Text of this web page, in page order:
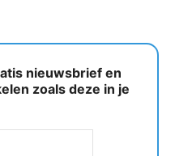
nieuwsbrief en
zoals deze in je